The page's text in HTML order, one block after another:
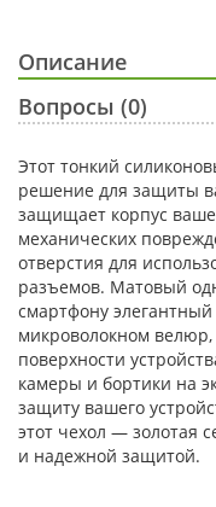
Описание
Вопросы (0)
Этот тонкий
решение для защиты
защищает корпус
механических
отверстия для
разъемов. Матовый
смартфону
микроволокном велюр,
поверхности
камеры и бортики на
защиту вашего
этот чехол — золотая
и надежной защитой.